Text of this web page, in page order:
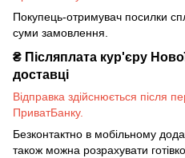
Покупець-отримувач посилки
суми замовлення.
₴ Післяплата кур'єру
доставці
Відправка здійснюється після
ПриватБанку.
Безконтактно в мобільному
також можна розрахувати